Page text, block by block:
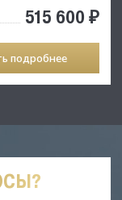
515 600 ₽
подробнее